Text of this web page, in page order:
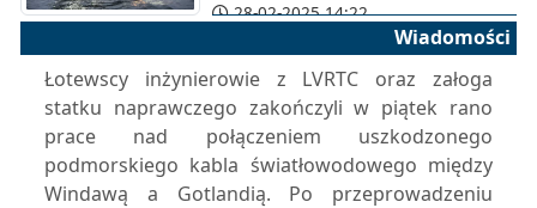
28-02-2025 14:22
Wiadomości
Łotewscy inżynierowie z LVRTC oraz załoga
statku naprawczego zakończyli w piątek rano
prace nad połączeniem uszkodzonego
podmorskiego kabla światłowodowego między
Windawą a Gotlandią. Po przeprowadzeniu